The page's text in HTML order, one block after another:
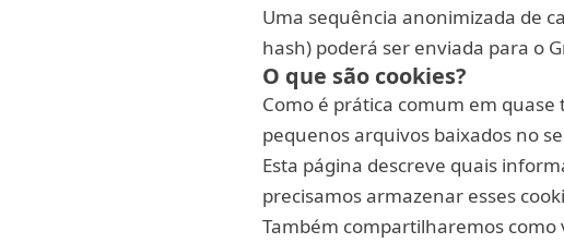
Uma sequência anonimizada de
hash) poderá ser enviada para o
O que são cookies?
Como é prática comum em quase
pequenos arquivos baixados no
Esta página descreve quais
precisamos armazenar esses
Também compartilharemos como